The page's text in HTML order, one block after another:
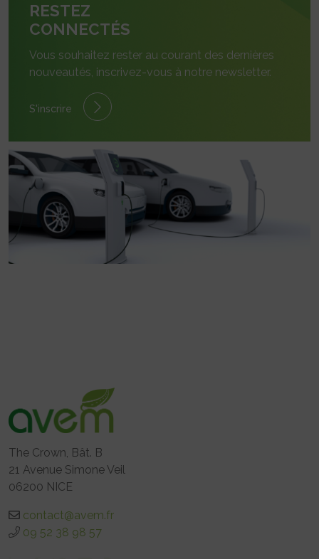
RESTEZ
CONNECTÉS
Vous souhaitez rester au courant des dernières
nouveautés, inscrivez-vous à notre newsletter.
S'inscrire
The Crown, Bât. B
21 Avenue Simone Veil
06200 NICE
contact@avem.fr
09 52 38 98 57